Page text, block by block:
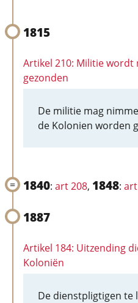
1815
Artikel 210: Militie wordt
gezonden
De militie mag
de Kolonien worden
1840: art 208, 1848:
1887
Artikel 184: Uitzending
Koloniën
De dienstpligtigen te